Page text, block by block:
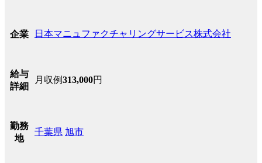
企業 日本マニュファクチャリングサービス株式会社
給与
詳細
月収例313,000円
勤務
地
千葉県 旭市